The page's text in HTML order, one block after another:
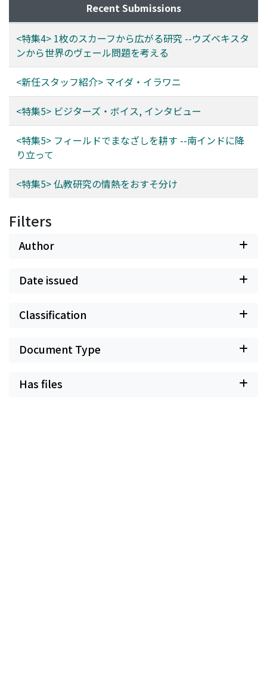
Recent Submissions
<特集4> 1枚のスカーフから広がる研究 --ウズベキスタ
ンから世界のヴェール問題を考える
<新任スタッフ紹介> マイダ・イラワニ
<特集5> ビジターズ・ボイス, インタビュー
<特集5> フィールドでまなざしを耕す --南インドに降
り立って
<特集5> 仏教研究の情熱をおすそ分け
Filters
Author
Date issued
Classification
Document Type
Has files